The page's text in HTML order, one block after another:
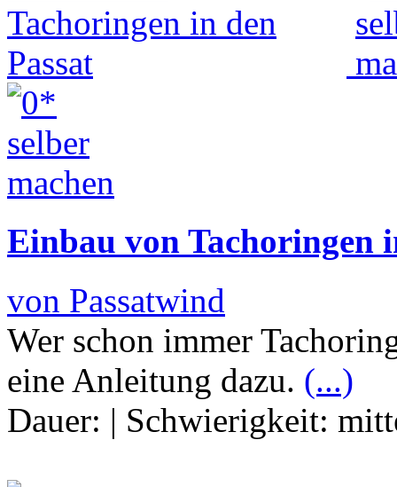
Einbau von Tachoringen
von Passatwind
Wer schon immer
eine Anleitung dazu. (...)
Dauer: | Schwierigkeit: